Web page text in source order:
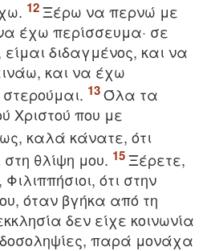
Ξέρω να περνώ με
έχω περίσσευμα· σε
διδαγμένος, και να
και να έχω
Όλα τα
Xριστού που με
καλά κάνατε, ότι
στη θλίψη μου.
Ξέρετε,
ότι στην
όταν βγήκα από τη
δεν είχε κοινωνία
δοσοληψίες, παρά μονάχα